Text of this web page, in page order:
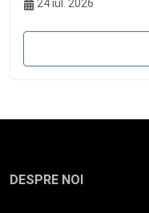
24 iul. 2026
DESPRE NOI